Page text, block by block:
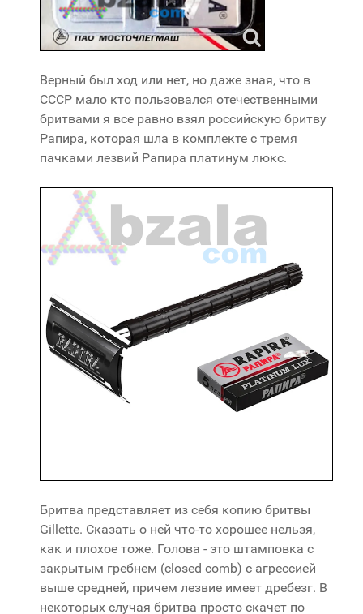
Верный был ход или нет, но даже зная, что в
СССР мало кто пользовался отечественными
бритвами я все равно взял российскую бритву
Рапира, которая шла в комплекте с тремя
пачками лезвий Рапира платинум люкс.
Бритва представляет из себя копию бритвы
Gillette. Сказать о ней что-то хорошее нельзя,
как и плохое тоже. Голова - это штамповка с
закрытым гребнем (closed comb) с агрессией
выше средней, причем лезвие имеет дребезг. В
некоторых случая бритва просто скачет по